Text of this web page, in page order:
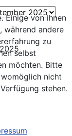
Einige von ihnen
während andere
zu
selbst
möchten. Bitte
nicht
stehen.